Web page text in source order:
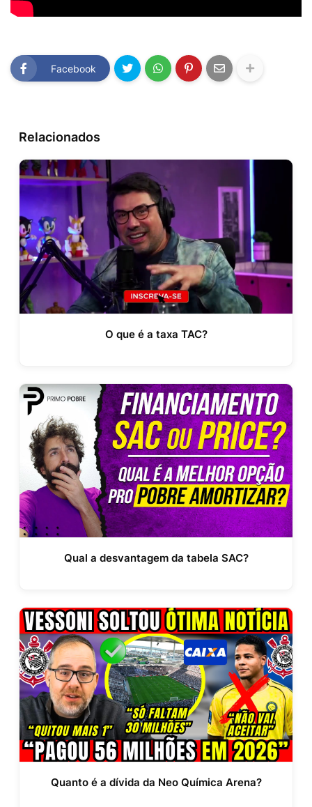
Facebook
Relacionados
O que é a taxa TAC?
Qual a desvantagem da tabela SAC?
Quanto é a dívida da Neo Química Arena?